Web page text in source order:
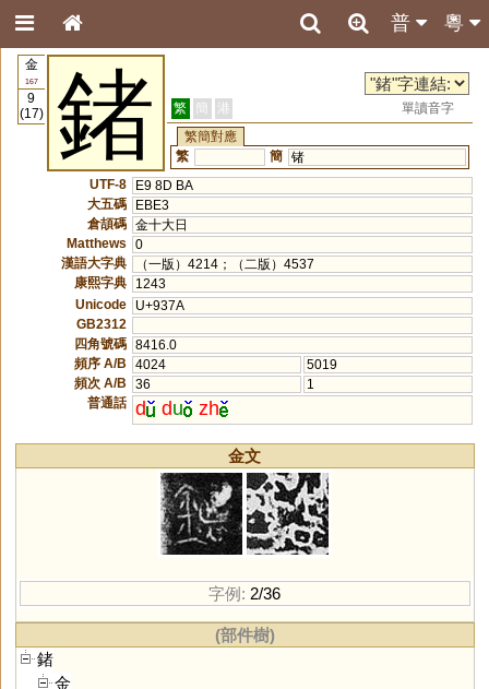
粵
普
金
167
9
(17)
鍺 繁 簡 港
單讀音字
繁簡對應
繁
簡 锗
UTF-8
E9 8D BA
大五碼
EBE3
倉頡碼 金十大日
Matthews
0
漢語大字典
（一版）4214；（二版）4537
康熙字典
1243
Unicode
U+937A
GB2312
四角號碼 8416.0
頻序 A/B
4024
5019
頻次 A/B
36
1
普通話 d du zh
金文
字例: 2/36
(部件樹)
鍺
金